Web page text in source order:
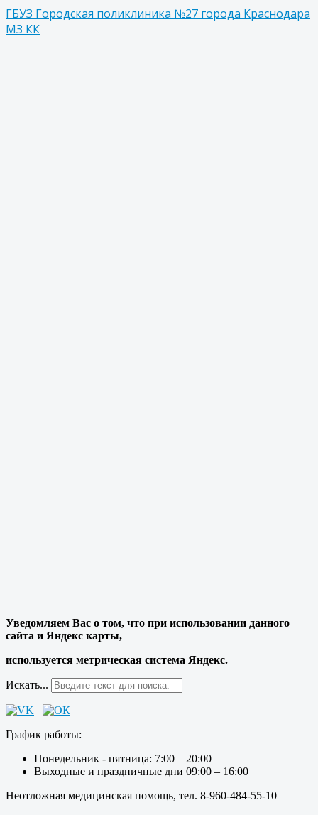
ГБУЗ Городская поликлиника №27 города Краснодара
МЗ КК
Уведомляем Вас о том, что при использовании данного
сайта и Яндекс карты,
используется метрическая система Яндекс.
Искать...
График работы:
Понедельник - пятница: 7:00 – 20:00
Выходные и праздничные дни 09:00 – 16:00
Неотложная медицинская помощь, тел. 8-960-484-55-10